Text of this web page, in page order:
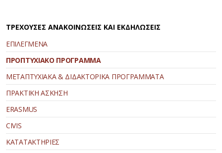
ΤΡΕΧΟΥΣΕΣ ΑΝΑΚΟΙΝΩΣΕΙΣ ΚΑΙ ΕΚΔΗΛΩΣΕΙΣ
ΕΠΙΛΕΓΜΕΝΑ
ΠΡΟΠΤΥΧΙΑΚΟ ΠΡΟΓΡΑΜΜΑ
ΜΕΤΑΠΤΥΧΙΑΚΑ & ΔΙΔΑΚΤΟΡΙΚΑ ΠΡΟΓΡΑΜΜΑΤΑ
ΠΡΑΚΤΙΚΗ ΑΣΚΗΣΗ
ERASMUS
CIVIS
ΚΑΤΑΤΑΚΤΗΡΙΕΣ